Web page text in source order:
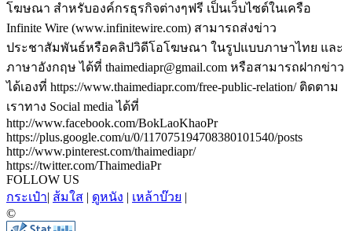
โฆษณา สำหรับองค์กรธุรกิจต่างๆฟรี เป็นเว็บไซต์ในเครือ
Infinite Wire (www.infinitewire.com) สามารถส่งข่าว
ประชาสัมพันธ์หรือคลิปวิดีโอโฆษณา ในรูปแบบภาษาไทย และ
ภาษาอังกฤษ ได้ที่ thaimediapr@gmail.com หรือสามารถฝากข่าว
ได้เองที่ https://www.thaimediapr.com/free-public-relation/ ติดตาม
เราทาง Social media ได้ที่
http://www.facebook.com/BokLaoKhaoPr
https://plus.google.com/u/0/117075194708380101540/posts
http://www.pinterest.com/thaimediapr/
https://twitter.com/ThaimediaPr
FOLLOW US
กระเป๋า| ส้มใส | ดูหนัง | เหล้าบ๊วย |
©